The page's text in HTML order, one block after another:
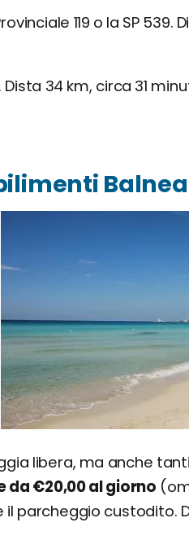
119 o la SP 539.
Dista 34 km, circa 31
libera, ma anche
da €20,00 al giorno
parcheggio custodito.